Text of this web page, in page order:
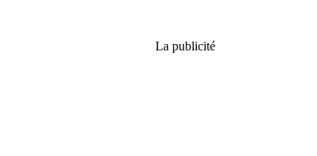
La publicité